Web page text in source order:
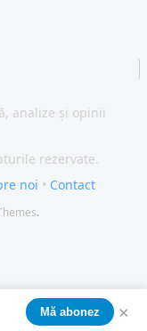
analize și opinii
rezervate.
noi • Contact
.
Mă abonez ×